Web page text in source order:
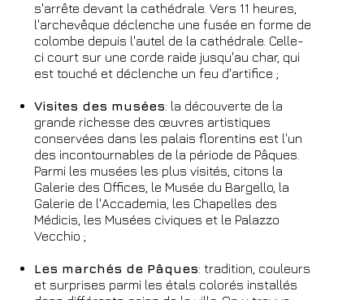
s'arrête devant la cathédrale. Vers 11 heures,
l'archevêque déclenche une fusée en forme de
colombe depuis l'autel de la cathédrale. Celle-
ci court sur une corde raide jusqu'au char, qui
est touché et déclenche un feu d'artifice ;
Visites des musées: la découverte de la
grande richesse des œuvres artistiques
conservées dans les palais florentins est l'un
des incontournables de la période de Pâques.
Parmi les musées les plus visités, citons la
Galerie des Offices, le Musée du Bargello, la
Galerie de l'Accademia, les Chapelles des
Médicis, les Musées civiques et le Palazzo
Vecchio ;
Les marchés de Pâques: tradition, couleurs
et surprises parmi les étals colorés installés